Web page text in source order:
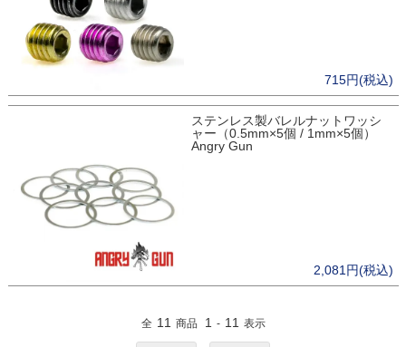
715円(税込)
ステンレス製バレルナットワッシ
ャー（0.5mm×5個 / 1mm×5個）
Angry Gun
2,081円(税込)
全 11 商品 1 - 11 表示